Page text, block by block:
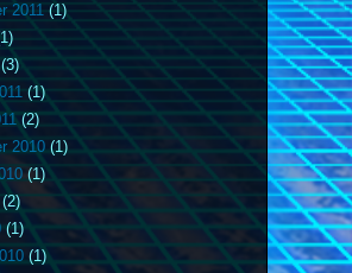
2011(1)
(1)
(2)
2010(1)
(1)
(1)
(1)